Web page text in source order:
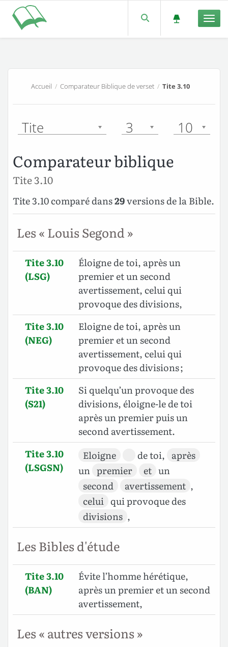
Accueil /Comparateur Biblique de verset /Tite 3.10
Tite 3 10
Comparateur biblique
Tite 3.10
Tite 3.10 comparé dans29versions de la Bible.
Les « Louis Segond »
Tite 3.10
(LSG)
Éloigne de toi, après un
premier et un second
avertissement, celui qui
provoque des divisions,
Tite 3.10
(NEG)
Eloigne de toi, après un
premier et un second
avertissement, celui qui
provoque des divisions ;
Tite 3.10
(S21)
Si quelqu’un provoque des
divisions, éloigne-le de toi
après un premier puis un
second avertissement.
Tite 3.10
(LSGSN)
Eloigne de toi, après
un premier et un
second
avertissement ,
celui qui provoque des
divisions ,
Les Bibles d'étude
Tite 3.10
(BAN)
Évite l’homme hérétique,
après un premier et un second
avertissement,
Les « autres versions »